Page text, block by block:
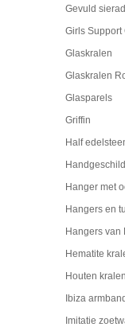
Gevuld
Girls Support
Glaskralen
Glaskralen
Glasparels
Griffin
Half
Hanger met
Hangers en
Hangers van
Hematite
Houten kralen
Ibiza
Imitatie